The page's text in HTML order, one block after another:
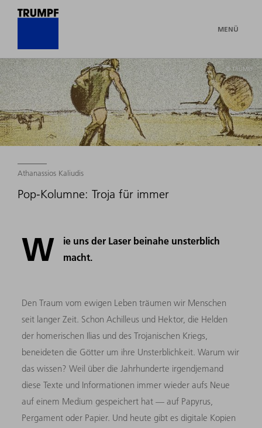
MENÜ
© TRUMPF
Athanassios Kaliudis
Pop-Kolumne: Troja für immer
W
ie uns der Laser beinahe unsterblich
macht.
Den Traum vom ewigen Leben träumen wir Menschen
seit langer Zeit. Schon Achilleus und Hektor, die Helden
der homerischen Ilias und des Trojanischen Kriegs,
beneideten die Götter um ihre Unsterblichkeit. Warum wir
das wissen? Weil über die Jahrhunderte irgendjemand
diese Texte und Informationen immer wieder aufs Neue
auf einem Medium gespeichert hat — auf Papyrus,
Pergament oder Papier. Und heute gibt es digitale Kopien